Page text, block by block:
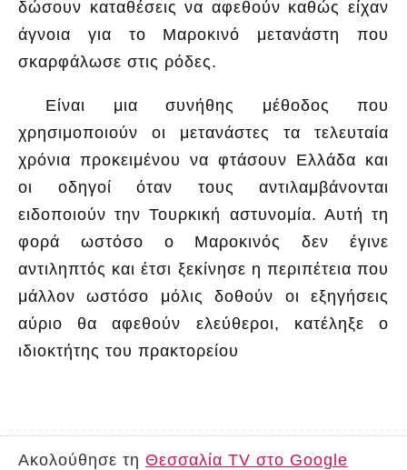
δώσουν καταθέσεις να αφεθούν καθώς είχαν
άγνοια για το Μαροκινό μετανάστη που
σκαρφάλωσε στις ρόδες.
Είναι μια συνήθης μέθοδος που
χρησιμοποιούν οι μετανάστες τα τελευταία
χρόνια προκειμένου να φτάσουν Ελλάδα και
οι οδηγοί όταν τους αντιλαμβάνονται
ειδοποιούν την Τουρκική αστυνομία. Αυτή τη
φορά ωστόσο ο Μαροκινός δεν έγινε
αντιληπτός και έτσι ξεκίνησε η περιπέτεια που
μάλλον ωστόσο μόλις δοθούν οι εξηγήσεις
αύριο θα αφεθούν ελεύθεροι, κατέληξε ο
ιδιοκτήτης του πρακτορείου
Ακολούθησε τη Θεσσαλία TV στο Google